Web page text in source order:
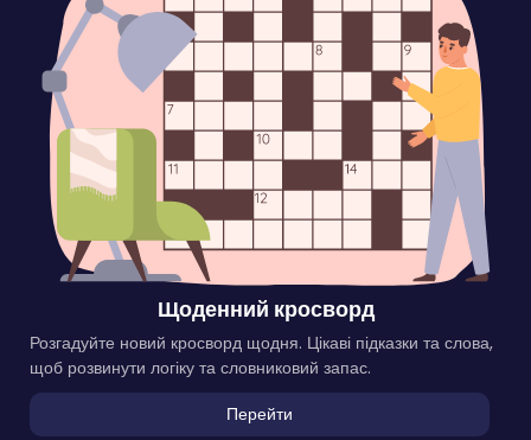
Щоденний кросворд
Розгадуйте новий кросворд щодня. Цікаві підказки та слова,
щоб розвинути логіку та словниковий запас.
Перейти